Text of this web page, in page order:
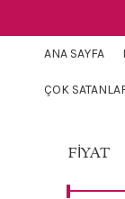
ANA SAYFA
ÇOK
FIYAT